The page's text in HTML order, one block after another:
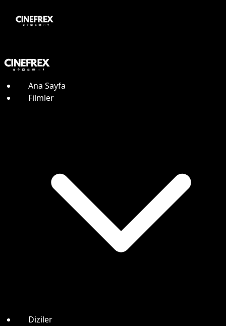
Ana Sayfa
Filmler
Diziler